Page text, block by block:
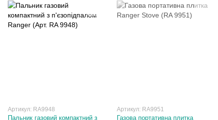
Артикул: RA9948
Пальник газовий компактний з
Артикул: RA9951
Газова портативна плитка